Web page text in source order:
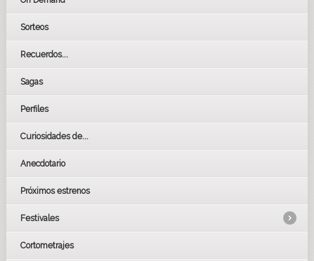
Sorteos
Recuerdos...
Sagas
Perfiles
Curiosidades de...
Anecdotario
Próximos estrenos
Festivales
LOS OSCARS
Cortometrajes